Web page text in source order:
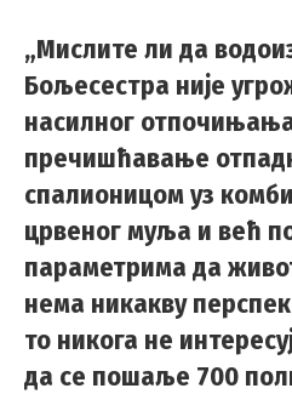
„Мислите ли да
Бољесестра није
насилног
пречишћавање
спалионицом уз
црвеног муља и већ
параметрима да
нема никакву
то никога не
да се пошаље 700